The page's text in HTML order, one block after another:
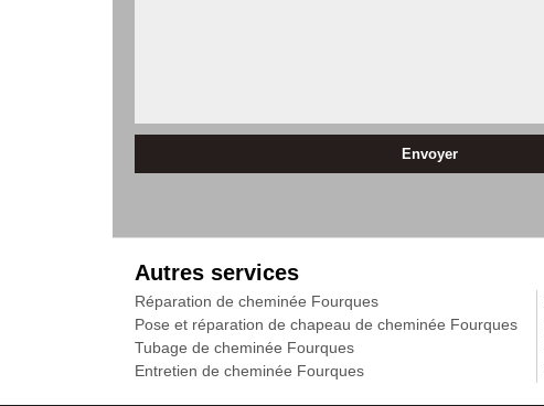
Autres services
Réparation de cheminée Fourques
Pose et réparation de chapeau de cheminée Fourques
Tubage de cheminée Fourques
Entretien de cheminée Fourques